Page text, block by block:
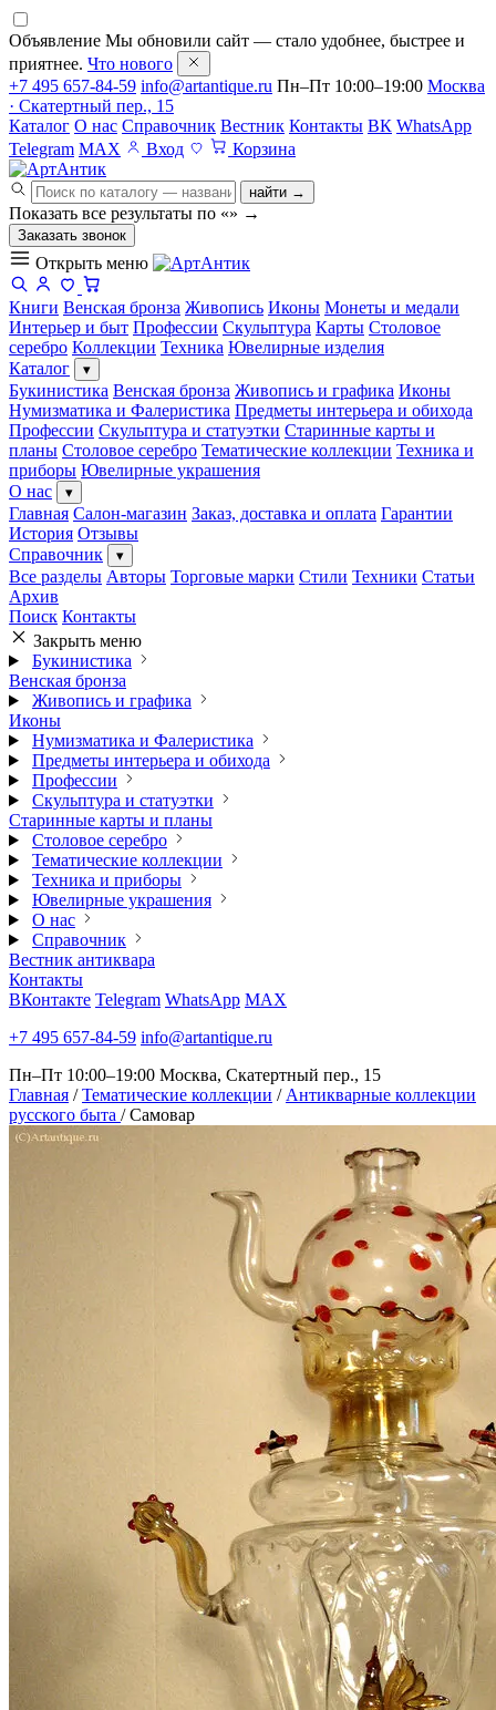
Объявление Мы обновили сайт — стало удобнее, быстрее и
приятнее. Что нового
+7 495 657-84-59 info@artantique.ru Пн–Пт 10:00–19:00 Москва
· Скатертный пер., 15
Каталог О нас Справочник Вестник Контакты ВК WhatsApp
Telegram MAX Вход Корзина
найти →
Показать все результаты по «» →
Заказать звонок
Открыть меню
Книги Венская бронза Живопись Иконы Монеты и медали
Интерьер и быт Профессии Скульптура Карты Столовое
серебро Коллекции Техника Ювелирные изделия
Каталог
▾
Букинистика Венская бронза Живопись и графика Иконы
Нумизматика и Фалеристика Предметы интерьера и обихода
Профессии Скульптура и статуэтки Старинные карты и
планы Столовое серебро Тематические коллекции Техника и
приборы Ювелирные украшения
О нас
▾
Главная Салон-магазин Заказ, доставка и оплата Гарантии
История Отзывы
Справочник
▾
Все разделы Авторы Торговые марки Стили Техники Статьи
Архив
Поиск Контакты
Закрыть меню
Букинистика
Венская бронза
Живопись и графика
Иконы
Нумизматика и Фалеристика
Предметы интерьера и обихода
Профессии
Скульптура и статуэтки
Старинные карты и планы
Столовое серебро
Тематические коллекции
Техника и приборы
Ювелирные украшения
О нас
Справочник
Вестник антиквара
Контакты
ВКонтакте Telegram WhatsApp MAX
+7 495 657-84-59 info@artantique.ru
Пн–Пт 10:00–19:00 Москва, Скатертный пер., 15
Главная / Тематические коллекции / Антикварные коллекции
русского быта / Самовар